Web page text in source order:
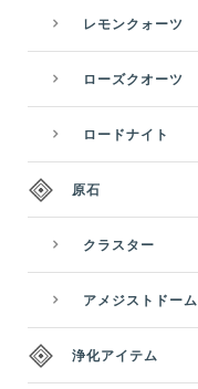
レモンクォーツ
ローズクオーツ
ロードナイト
原石
クラスター
アメジストドーム
浄化アイテム